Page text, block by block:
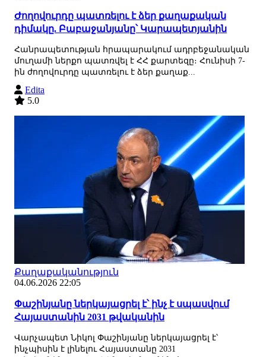
Ժողովուրդը պատռելու է ձեր քաղաքական
դիմակը. Բաբաջանյանը՝ Կարապետյանին
Հանրապետության հրապարակում ադրբեջանական
մուղամի ներքո պատռվել է ՀՀ քարտեզը։ Հունիսի 7-
ին ժողովուրդը պատռելու է ձեր քաղաք...
Edita
5.0
Քաղաքականություն
04.06.2026 22:05
Փաշինյանը ներկայացրել է՝ ինչ է սպասվում
Հայաստանին 2031 թվականին
Վարչապետ Նիկոլ Փաշինյանը ներկայացրել է՝
ինչպիսին է լինելու Հայաստանը 2031